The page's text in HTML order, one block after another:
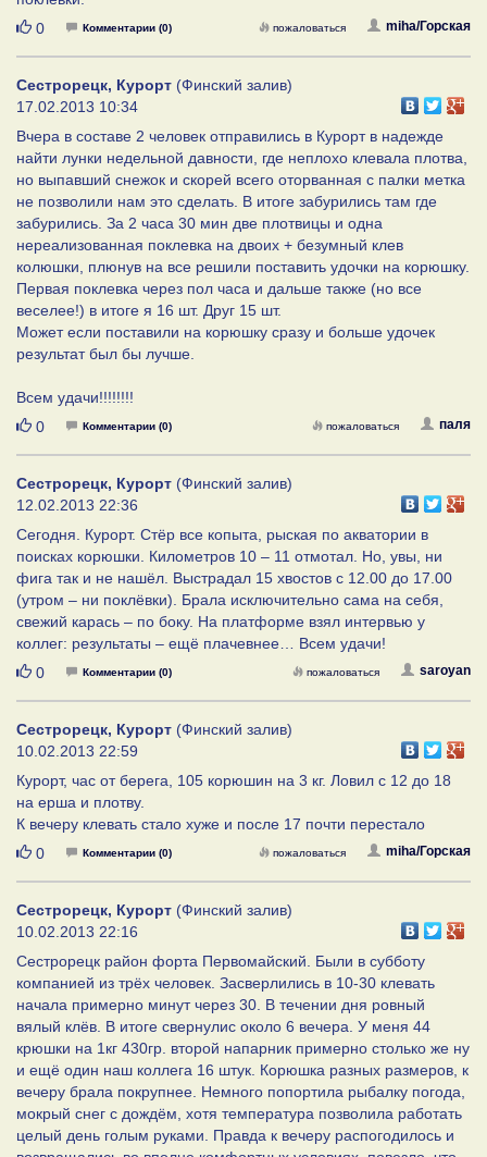
Нравится
0 Комментарии (0) miha/Горская
пожаловаться
Сестрорецк, Курорт (Финский залив)
17.02.2013 10:34
Вчера в составе 2 человек отправились в Курорт в надежде
найти лунки недельной давности, где неплохо клевала плотва,
но выпавший снежок и скорей всего оторванная с палки метка
не позволили нам это сделать. В итоге забурились там где
забурились. За 2 часа 30 мин две плотвицы и одна
нереализованная поклевка на двоих + безумный клев
колюшки, плюнув на все решили поставить удочки на корюшку.
Первая поклевка через пол часа и дальше также (но все
веселее!) в итоге я 16 шт. Друг 15 шт.
Может если поставили на корюшку сразу и больше удочек
результат был бы лучше.
Всем удачи!!!!!!!!
Нравится
0 Комментарии (0) паля
пожаловаться
Сестрорецк, Курорт (Финский залив)
12.02.2013 22:36
Сегодня. Курорт. Стёр все копыта, рыская по акватории в
поисках корюшки. Километров 10 – 11 отмотал. Но, увы, ни
фига так и не нашёл. Выстрадал 15 хвостов с 12.00 до 17.00
(утром – ни поклёвки). Брала исключительно сама на себя,
свежий карась – по боку. На платформе взял интервью у
коллег: результаты – ещё плачевнее… Всем удачи!
Нравится
0 Комментарии (0) saroyan
пожаловаться
Сестрорецк, Курорт (Финский залив)
10.02.2013 22:59
Курорт, час от берега, 105 корюшин на 3 кг. Ловил с 12 до 18
на ерша и плотву.
К вечеру клевать стало хуже и после 17 почти перестало
Нравится
0 Комментарии (0) miha/Горская
пожаловаться
Сестрорецк, Курорт (Финский залив)
10.02.2013 22:16
Сестрорецк район форта Первомайский. Были в субботу
компанией из трёх человек. Засверлились в 10-30 клевать
начала примерно минут через 30. В течении дня ровный
вялый клёв. В итоге свернулис около 6 вечера. У меня 44
крюшки на 1кг 430гр. второй напарник примерно столько же ну
и ещё один наш коллега 16 штук. Корюшка разных размеров, к
вечеру брала покрупнее. Немного попортила рыбалку погода,
мокрый снег с дождём, хотя температура позволила работать
целый день голым руками. Правда к вечеру распогодилось и